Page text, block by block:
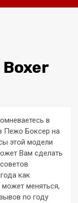
в
Пежо Боксер на
этой модели
Вам сделать
как
может меняться,
по году